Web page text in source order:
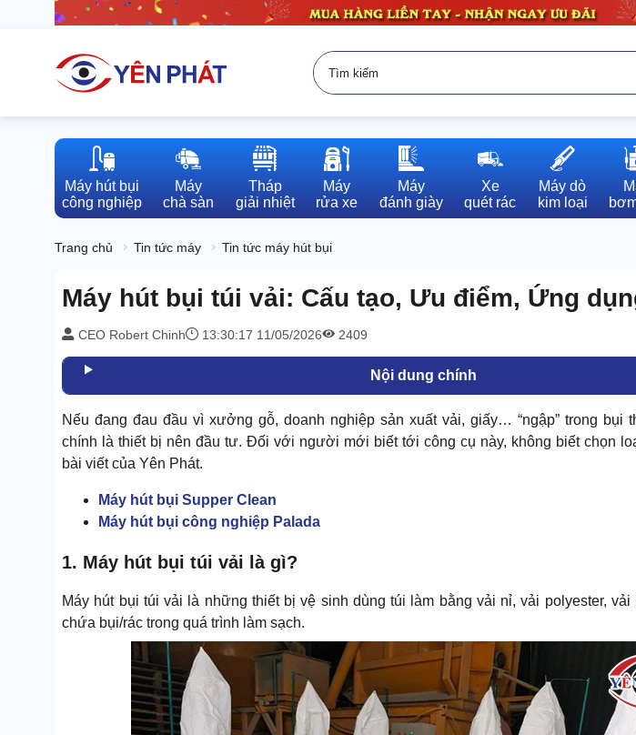
Máy hút bụi
công nghiệp
Máy
chà sàn
Tháp
giải nhiệt
Máy
rửa xe
Máy
đánh giày
Xe
quét rác
Máy dò
kim loại
Trang chủ Tin tức máy Tin tức máy hút bụi
Máy hút bụi túi vải: Cấu tạo, Ưu điểm, Ứng
CEO Robert Chinh 13:30:17 11/05/2026 2409
Nội dung chính
Nếu đang đau đầu vì xưởng gỗ, doanh nghiệp sản xuất vải, giấy… “ngập” trong bụi
chính là thiết bị nên đầu tư. Đối với người mới biết tới công cụ này, không biết chọn
bài viết của Yên Phát.
Máy hút bụi Supper Clean
Máy hút bụi công nghiệp Palada
1. Máy hút bụi túi vải là gì?
Máy hút bụi túi vải là những thiết bị vệ sinh dùng túi làm bằng vải nỉ, vải polyester, vải
chứa bụi/rác trong quá trình làm sạch.